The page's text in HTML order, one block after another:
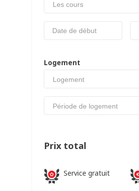
Les cours
Logement
Logement
Période de logement
Prix total
Service gratuit